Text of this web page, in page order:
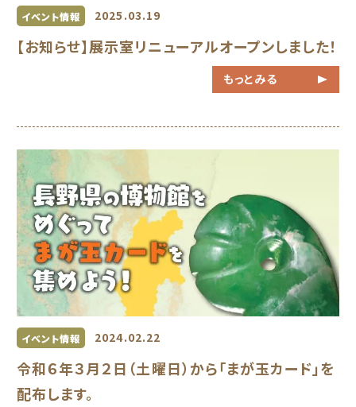
イベント情報 2025.03.19
【お知らせ】展示室リニューアルオープンしました！
もっとみる
イベント情報 2024.02.22
令和６年３月２日（土曜日）から「まが玉カード」を
配布します。